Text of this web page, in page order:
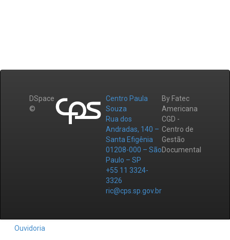
DSpace
©
Centro Paula
Souza
Rua dos
Andradas, 140 –
Santa Efigênia
01208-000 – São
Paulo – SP
+55 11 3324-
3326
ric@cps.sp.gov.br
By Fatec
Americana
CGD -
Centro de
Gestão
Documental
Ouvidoria